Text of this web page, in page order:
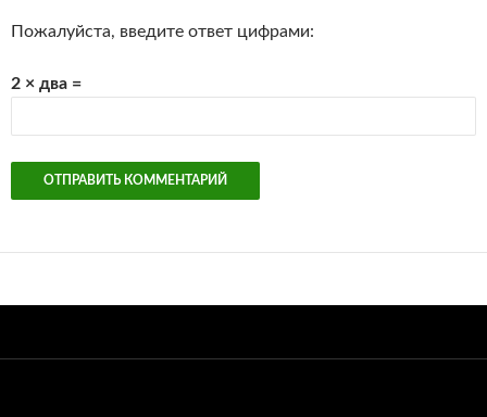
Пожалуйста, введите ответ цифрами:
2 × два =